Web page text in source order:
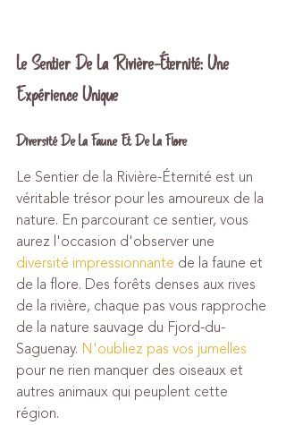
Le Sentier De La Rivière-Éternité: Une
Expérience Unique
Diversité De La Faune Et De La Flore
Le Sentier de la Rivière-Éternité est un
véritable trésor pour les amoureux de la
nature. En parcourant ce sentier, vous
aurez l'occasion d'observer une
diversité impressionnante de la faune et
de la flore. Des forêts denses aux rives
de la rivière, chaque pas vous rapproche
de la nature sauvage du Fjord-du-
Saguenay. N'oubliez pas vos jumelles
pour ne rien manquer des oiseaux et
autres animaux qui peuplent cette
région.